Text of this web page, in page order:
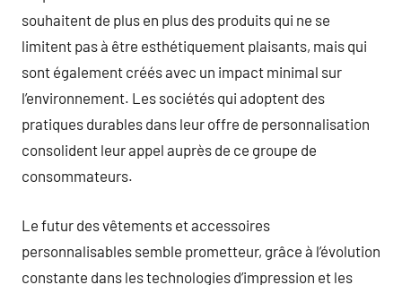
souhaitent de plus en plus des produits qui ne se
limitent pas à être esthétiquement plaisants, mais qui
sont également créés avec un impact minimal sur
l’environnement. Les sociétés qui adoptent des
pratiques durables dans leur offre de personnalisation
consolident leur appel auprès de ce groupe de
consommateurs.
Le futur des vêtements et accessoires
personnalisables semble prometteur, grâce à l’évolution
constante dans les technologies d’impression et les